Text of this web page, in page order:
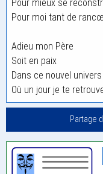
Pour mieux se
Pour moi tant de
Adieu mon Père
Soit en paix
Dans ce nouvel univers
Où un jour je te
Partage